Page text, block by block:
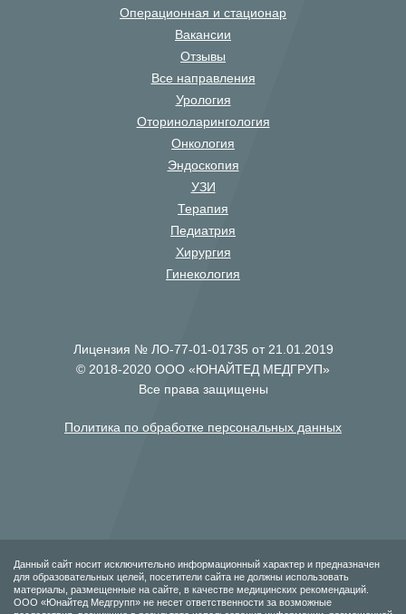
Операционная и стационар
Вакансии
Отзывы
Все направления
Урология
Оториноларингология
Онкология
Эндоскопия
УЗИ
Терапия
Педиатрия
Хирургия
Гинекология
Лицензия № ЛО-77-01-01735 от 21.01.2019
© 2018-2020 ООО «ЮНАЙТЕД МЕДГРУП»
Все права защищены
Политика по обработке персональных данных
Данный сайт носит исключительно информационный характер и предназначен
для образовательных целей, посетители сайта не должны использовать
материалы, размещенные на сайте, в качестве медицинских рекомендаций.
ООО «Юнайтед Медгрупп» не несет ответственности за возможные